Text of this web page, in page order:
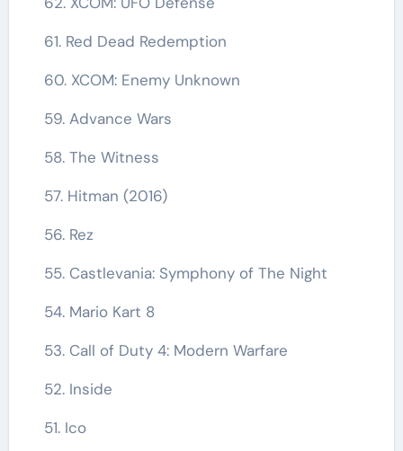
61. Red Dead Redemption
60. XCOM: Enemy Unknown
59. Advance Wars
58. The Witness
57. Hitman (2016)
56. Rez
55. Castlevania: Symphony of The Night
54. Mario Kart 8
53. Call of Duty 4: Modern Warfare
52. Inside
51. Ico